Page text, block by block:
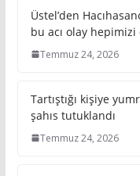
Üstel’den
bu acı olay
Temmuz 24, 2026
Tartıştığı kişiye
şahıs tutuklandı
Temmuz 24, 2026